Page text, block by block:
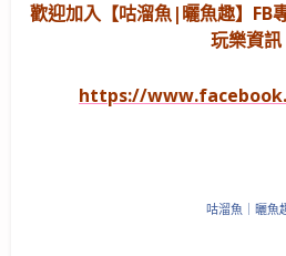
歡迎加入【咕溜魚|曬魚趣】FB
玩樂資訊
https://
咕溜魚｜曬魚